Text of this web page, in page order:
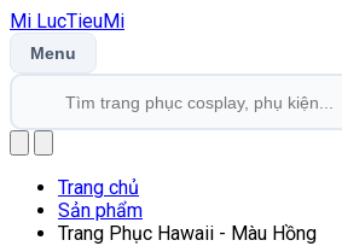
Mi LucTieuMi
Menu
Trang chủ
Sản phẩm
Trang Phục Hawaii - Màu Hồng